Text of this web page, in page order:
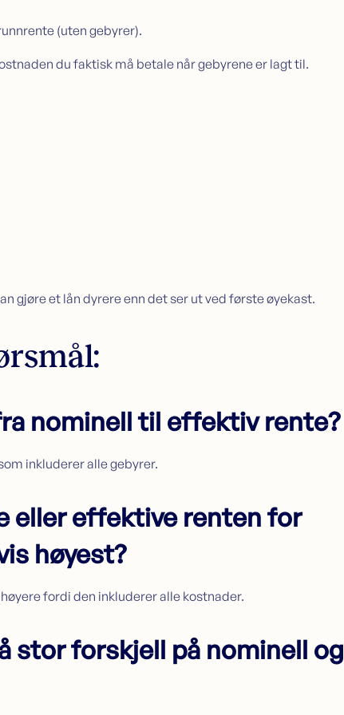
(uten gebyrer).
du faktisk må betale når gebyrene er lagt til.
gjøre et lån dyrere enn det ser ut ved første øyekast.
nominell til effektiv rente?
inkluderer alle gebyrer.
eller effektive renten for
høyest?
fordi den inkluderer alle kostnader.
stor forskjell på nominell og